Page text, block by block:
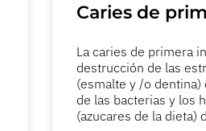
Caries de
La caries de primera
destrucción de las
(esmalte y /o dentina)
de las bacterias y los
(azucares de la dieta)